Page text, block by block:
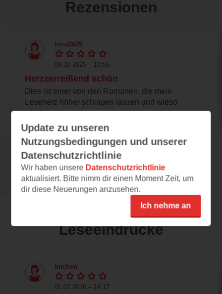
Rezensionen
irina2605
09.10.2025 – 19:55
Herzzerreißend schön
Dies ist einer von den Romanen, die mein
Leseherz höher schlagen lassen und wieso
ich die...
Alle 112 Rezensionen anzeigen
Leseeindrücke
tinchen
01.02.2016 – 14:17
Update zu unseren
Nutzungsbedingungen und unserer
Datenschutzrichtlinie
Wir haben unsere Datenschutzrichtlinie
aktualisiert. Bitte nimm dir einen Moment Zeit, um
dir diese Neuerungen anzusehen.
Ich nehme an